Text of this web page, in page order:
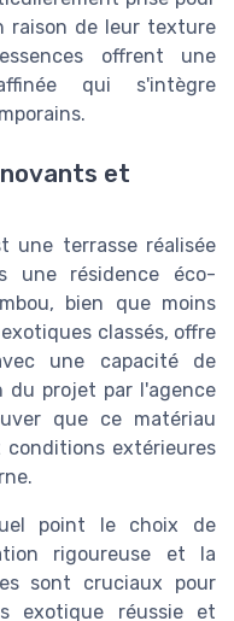
raison de leur texture
offrent une
qui s'intègre
et
une terrasse réalisée
une résidence éco-
bien que moins
classés, offre
une capacité de
du projet par l'agence
que ce matériau
conditions extérieures
point le choix de
rigoureuse et la
sont cruciaux pour
exotique réussie et